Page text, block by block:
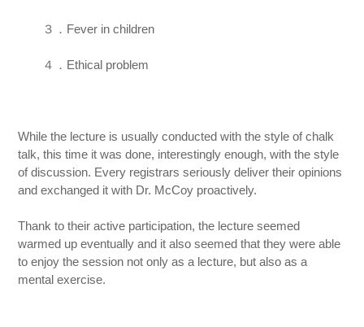
３．Fever in children
４．Ethical problem
While the lecture is usually conducted with the style of chalk
talk, this time it was done, interestingly enough, with the style
of discussion. Every registrars seriously deliver their opinions
and exchanged it with Dr. McCoy proactively.
Thank to their active participation, the lecture seemed
warmed up eventually and it also seemed that they were able
to enjoy the session not only as a lecture, but also as a
mental exercise.